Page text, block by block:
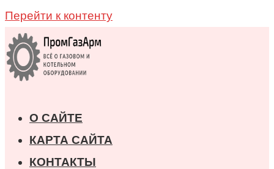
Перейти к контенту
О САЙТЕ
КАРТА САЙТА
КОНТАКТЫ